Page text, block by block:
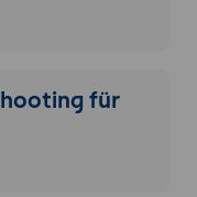
für